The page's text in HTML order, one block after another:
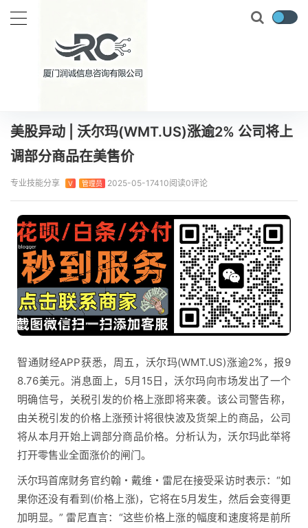
当前位置： 首页 实时要闻
美股异动 | 沃尔玛(WMT.US)涨逾2% 公司将上
调部分商品在美售价
专业技能分享 V 管理员 2025-05-17410阅读0评论
智通财经APP获悉，周五，沃尔玛(WMT.US)涨逾2%，报9
8.76美元。消息面上，5月15日，沃尔玛向市场发出了一个
明确信号，关税引发的价格上涨即将来袭。该公司警告称，
由关税引发的价格上涨预计将很快波及货架上的商品，公司
将从本月开始上调部分商品价格。分析认为，沃尔玛此举将
打开零售业全面涨价的闸门。
沃尔玛首席财务官约翰・戴维・雷尼在接受采访时表示：“如
果你还没有看到(价格上涨)，它将在5月发生，然后会变得更
加明显。” 雷尼直言：“这些价格上涨的幅度和速度将是前所